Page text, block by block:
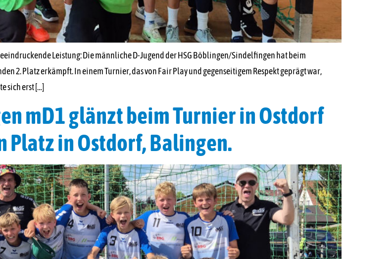
Leistung: Die männliche D-Jugend der HSG Böblingen/Sindelfingen hat beim
2. Platz erkämpft. In einem Turnier, das von Fair Play und gegenseitigem Respekt geprägt war,
sich erst […]
mD1 glänzt beim Turnier in Ostdorf
Platz in Ostdorf, Balingen.